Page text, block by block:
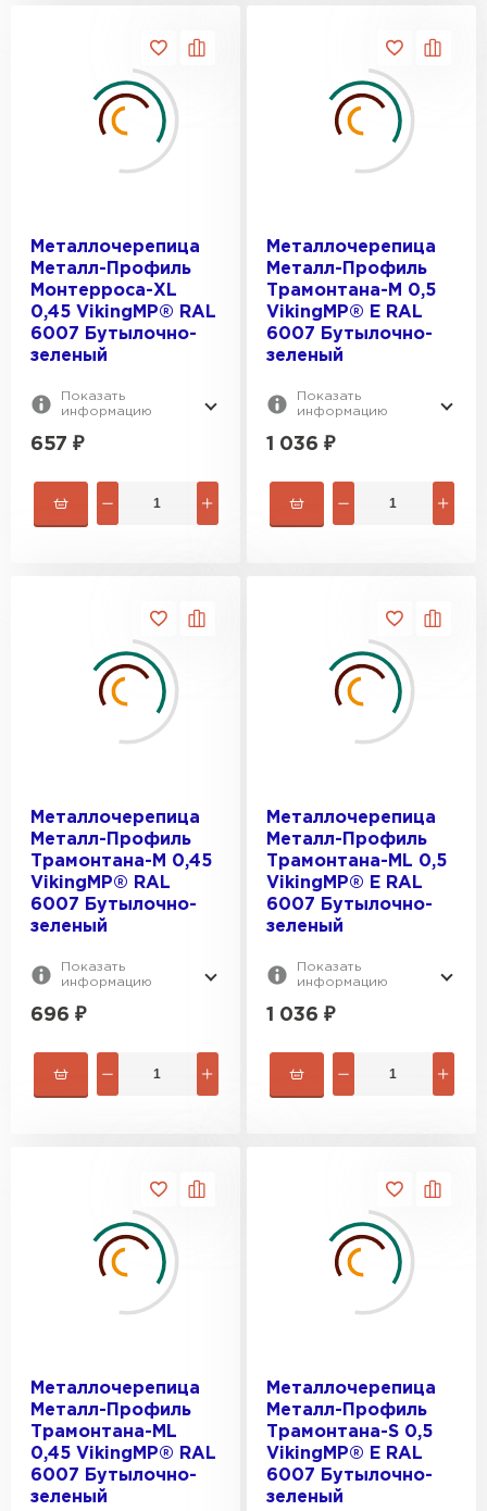
Металлочерепица
Металл-Профиль
Монтерроса-XL
0,45 VikingMP® RAL
6007 Бутылочно-
зеленый
Показать
информацию
657 ₽
Металлочерепица
Металл-Профиль
Трамонтана-M 0,5
VikingMP® E RAL
6007 Бутылочно-
зеленый
Показать
информацию
1 036 ₽
Металлочерепица
Металл-Профиль
Трамонтана-M 0,45
VikingMP® RAL
6007 Бутылочно-
зеленый
Показать
информацию
696 ₽
Металлочерепица
Металл-Профиль
Трамонтана-ML 0,5
VikingMP® E RAL
6007 Бутылочно-
зеленый
Показать
информацию
1 036 ₽
Металлочерепица
Металл-Профиль
Трамонтана-ML
0,45 VikingMP® RAL
6007 Бутылочно-
зеленый
Металлочерепица
Металл-Профиль
Трамонтана-S 0,5
VikingMP® E RAL
6007 Бутылочно-
зеленый